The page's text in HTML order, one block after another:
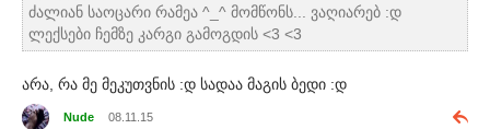
ძალიან საოცარი რამეა ^_^ მომწონს... ვაღიარებ :დ
ლექსები ჩემზე კარგი გამოგდის <3 <3
არა, რა მე მეკუთვნის :დ სადაა მაგის ბედი :დ
Nude 08.11.15